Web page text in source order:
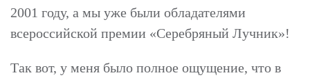
2001 году, а мы уже были обладателями
всероссийской премии «Серебряный Лучник»!
Так вот, у меня было полное ощущение, что в